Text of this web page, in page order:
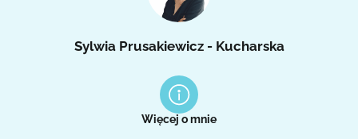
Sylwia Prusakiewicz - Kucharska
Więcej o mnie